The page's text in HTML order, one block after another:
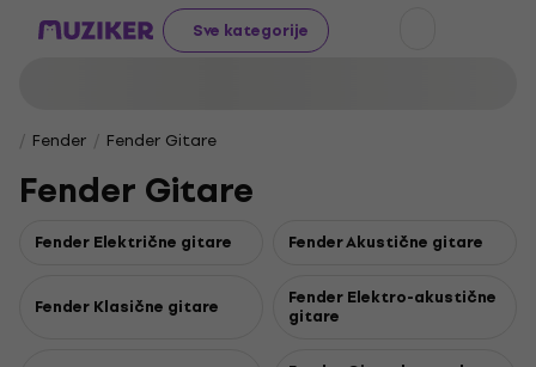
Sve kategorije
Fender Fender Gitare
Fender Gitare
Fender Električne gitare Fender Akustične gitare
Fender Klasične gitare Fender Elektro-akustične
gitare